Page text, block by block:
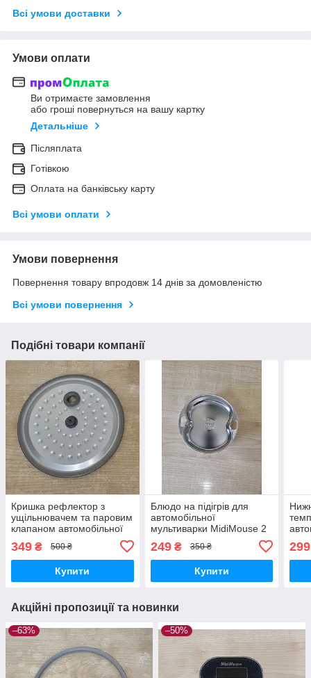
Всі умови доставки
Умови оплати
Ви отримаєте замовлення
або гроші повернуться на вашу картку
Детальніше
Післяплата
Готівкою
Оплата на банківську карту
Всі умови оплати
Умови повернення
Повернення товару впродовж 14 днів за домовленістю
Всі умови повернення
Подібні товари компанії
Кришка рефлектор з
ущільнювачем та паровим
клапаном автомобільної
мультиварки DMWD 2л 12-
24-220 вольт 10 А для
прикурювача
349 ₴ 500 ₴
Купити
Блюдо на підігрів для
автомобільної
мультиварки MidiMouse 2
вольт
249₴ 350 ₴
Купити
л
299
Акційні пропозиції та новинки
–63% –50%